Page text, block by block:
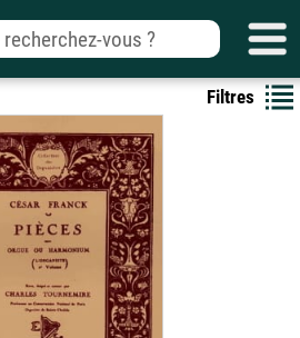
Filtres